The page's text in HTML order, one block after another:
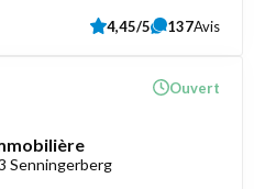
4,45/5 137Avis
Senningerberg
Ouvert